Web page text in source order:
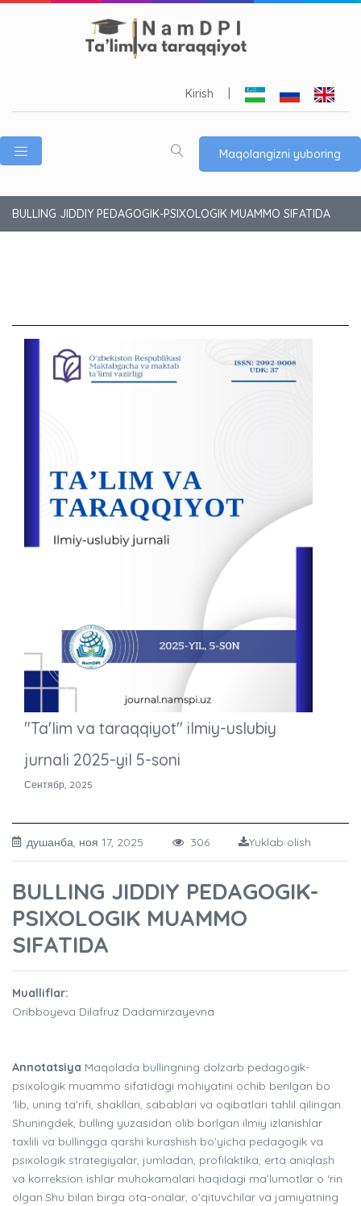
Kirish
Maqolangizni yuboring
BULLING JIDDIY PEDAGOGIK-PSIXOLOGIK MUAMMO SIFATIDA
"Ta'lim va taraqqiyot" ilmiy-uslubiy
jurnali 2025-yil 5-soni
Сентябр, 2025
душанба, ноя 17, 2025 306 Yuklab olish
BULLING JIDDIY PEDAGOGIK-
PSIXOLOGIK MUAMMO
SIFATIDA
Mualliflar:
Oribboyeva Dilafruz Dadamirzayevna
Annotatsiya Maqolada bullingning dolzarb pedagogik-
psixologik muammo sifatidagi mohiyatini ochib berilgan bo
‘lib, uning ta'rifi, shakllari, sabablari va oqibatlari tahlil qilingan.
Shuningdek, bulling yuzasidan olib borlgan ilmiy izlanishlar
taxlili va bullingga qarshi kurashish bo'yicha pedagogik va
psixologik strategiyalar, jumladan, profilaktika, erta aniqlash
va korreksion ishlar muhokamalari haqidagi ma’lumotlar o ‘rin
olgan.Shu bilan birga ota-onalar, o'qituvchilar va jamiyatning